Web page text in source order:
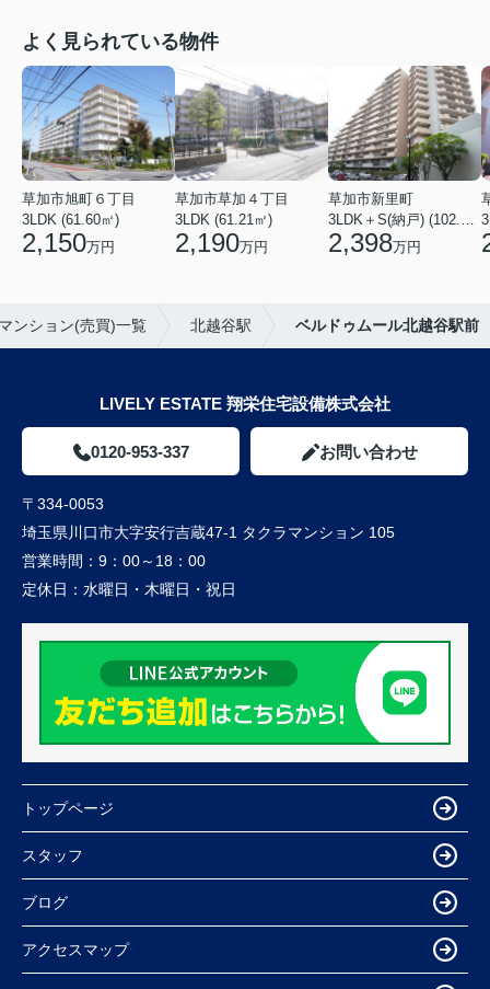
よく見られている物件
草加市旭町６丁目
3LDK (61.60㎡)
2,150万円
草加市草加４丁目
3LDK (61.21㎡)
2,190万円
草加市新里町
3LDK＋S(納戸) (102.77㎡)
2,398万円
ンション(売買)一覧 北越谷駅 ベルドゥムール北越谷駅前
LIVELY ESTATE 翔栄住宅設備株式会社
0120-953-337 お問い合わせ
〒334-0053
埼玉県川口市大字安行吉蔵47-1 タクラマンション 105
営業時間： 9：00～18：00
定休日： 水曜日・木曜日・祝日
トップページ
スタッフ
ブログ
アクセスマップ